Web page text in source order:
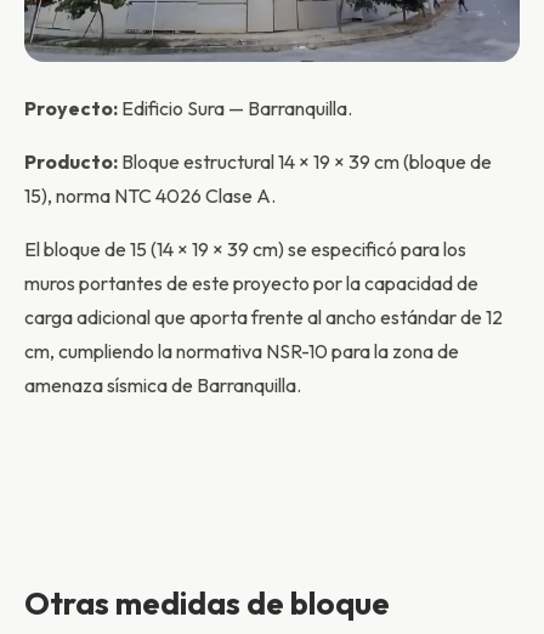
Proyecto: Edificio Sura — Barranquilla.
Producto: Bloque estructural 14 × 19 × 39 cm (bloque de
15), norma NTC 4026 Clase A.
El bloque de 15 (14 × 19 × 39 cm) se especificó para los
muros portantes de este proyecto por la capacidad de
carga adicional que aporta frente al ancho estándar de 12
cm, cumpliendo la normativa NSR-10 para la zona de
amenaza sísmica de Barranquilla.
Otras medidas de bloque